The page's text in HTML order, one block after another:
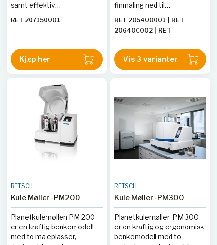
samt effektiv
prøvevolumer. Den har to
med lagring av programmer,
og et bredt utvalg
(1,5–50 ml). Typiske
applikasjoner inkluderer
cellelyse og DNA/RNA-
ekstraksjon.
Sluttkornstørrelse ~5 µm
(materialavhengig).
RET 207150001
Kjøp her
finmaling ned til
ideell for både tørr- og
våtmaling av myke, harde,
og kan håndtere
matestørrelser opptil 10
RET 205400001
RET
206400002
RET
205400005
Vis 3 varianter
RETSCH
Kule Møller -PM200
Planetkulemøllen PM 200
er en kraftig benkemodell
med to maleplasser,
RETSCH
Kule Møller -PM300
Planetkulemøllen PM 300
er en kraftig og ergonomisk
benkemodell med to